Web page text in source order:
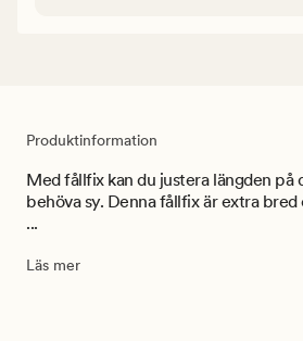
Produktinformation
Med fållfix kan du justera längden på
behöva sy. Denna fållfix är extra
...
Läs mer